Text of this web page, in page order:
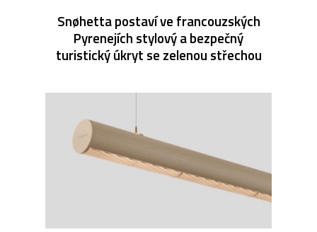
Snøhetta postaví ve francouzských
Pyrenejích stylový a bezpečný
turistický úkryt se zelenou střechou